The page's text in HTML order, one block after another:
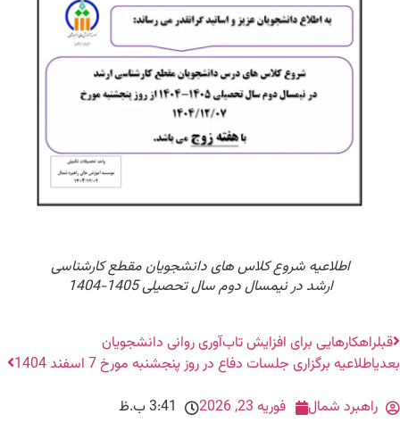
اطلاعیه شروع کلاس های دانشجویان مقطع کارشناسی
ارشد در نیمسال دوم سال تحصیلی 1405-1404
قبلراهکارهایی برای افزایش تاب‌آوری روانی دانشجویان
بعدیاطلاعیه برگزاری جلسات دفاع در روز پنجشنبه مورخ 7 اسفند 1404
راهبرد شمال
فوریه 23, 2026 3:41 ب.ظ